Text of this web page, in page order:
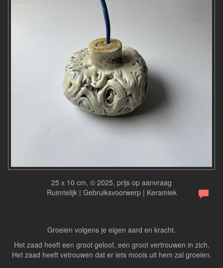
25 x 10 cm, © 2025, prijs op aanvraag
Ruimtelijk | Gebruiksvoorwerp | Keramiek
Groeien volgens je eigen aard en kracht.
Het zaad heeft een groot geloof, een groot vertrouwen in zich.
Het zaad heeft vetrouwen dat er iets moois uit hem zal groeien.